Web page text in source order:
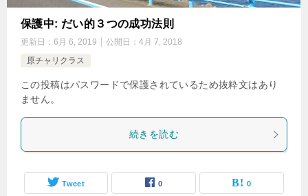
保護中: だい的３つの成功法則
更新日： 6月 6, 2019 公開日： 4月 7, 2018
原チャリクラス
この投稿はパスワードで保護されているため抜粋文はあり
ません。
続きを読む
Tweet 0 0